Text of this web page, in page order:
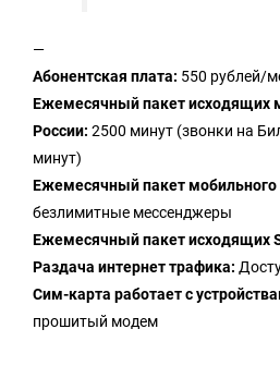
—
Абонентская плата: 550 рублей/
Ежемесячный пакет исходящих
России: 2500 минут (звонки на
минут)
Ежемесячный пакет мобильного
безлимитные мессенджеры
Ежемесячный пакет исходящих
Раздача интернет трафика:
Сим-карта работает с
прошитый модем